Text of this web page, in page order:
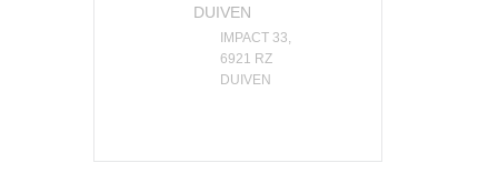
DUIVEN
IMPACT 33,
6921 RZ
DUIVEN